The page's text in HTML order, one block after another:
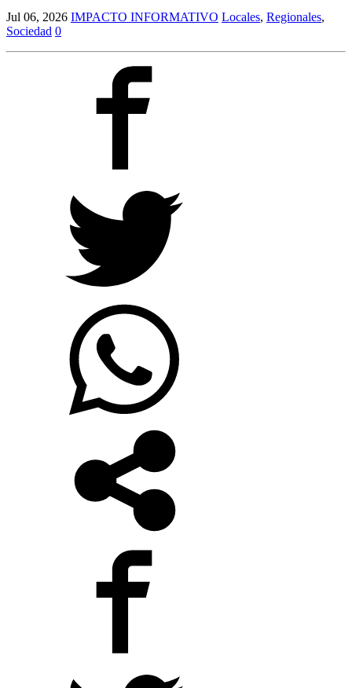
Jul 06, 2026 IMPACTO INFORMATIVO Locales, Regionales,
Sociedad 0